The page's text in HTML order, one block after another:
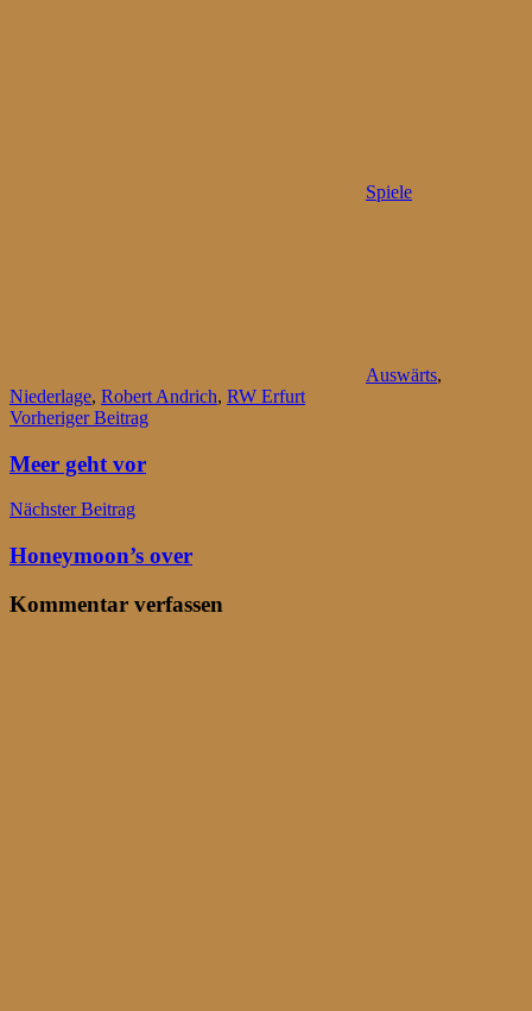
Spiele
Auswärts,
Niederlage, Robert Andrich, RW Erfurt
Beitragsnavigation
Vorheriger Beitrag
Meer geht vor
Nächster Beitrag
Honeymoon’s over
Kommentar verfassen